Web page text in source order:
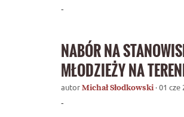
-
NABÓR NA
MŁODZIEŻY NA
autorMichał Słodkowski · 01
-